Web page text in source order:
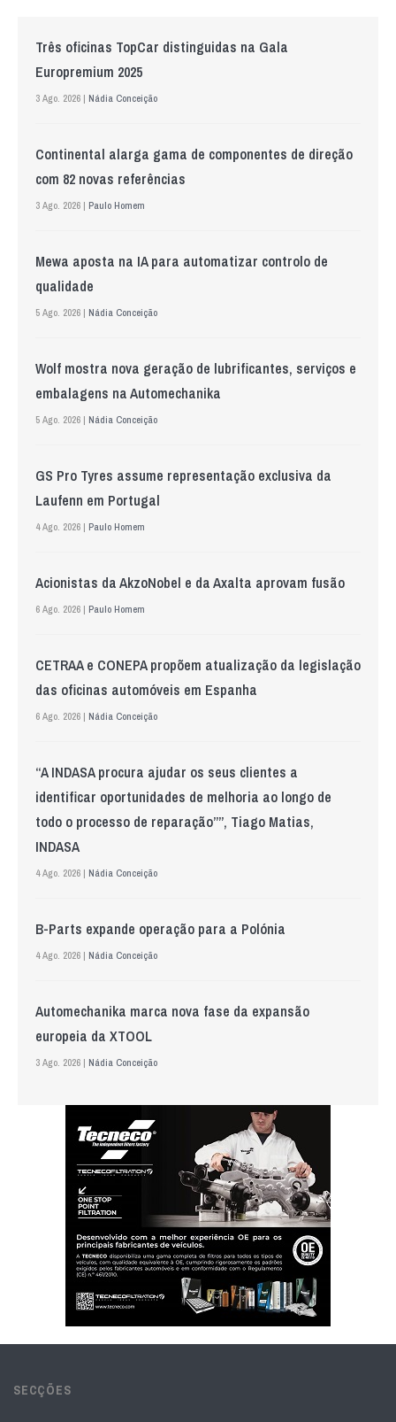
Três oficinas TopCar distinguidas na Gala
Europremium 2025
3 Ago. 2026 | Nádia Conceição
Continental alarga gama de componentes de direção
com 82 novas referências
3 Ago. 2026 | Paulo Homem
Mewa aposta na IA para automatizar controlo de
qualidade
5 Ago. 2026 | Nádia Conceição
Wolf mostra nova geração de lubrificantes, serviços e
embalagens na Automechanika
5 Ago. 2026 | Nádia Conceição
GS Pro Tyres assume representação exclusiva da
Laufenn em Portugal
4 Ago. 2026 | Paulo Homem
Acionistas da AkzoNobel e da Axalta aprovam fusão
6 Ago. 2026 | Paulo Homem
CETRAA e CONEPA propõem atualização da legislação
das oficinas automóveis em Espanha
6 Ago. 2026 | Nádia Conceição
“A INDASA procura ajudar os seus clientes a
identificar oportunidades de melhoria ao longo de
todo o processo de reparação””, Tiago Matias,
INDASA
4 Ago. 2026 | Nádia Conceição
B-Parts expande operação para a Polónia
4 Ago. 2026 | Nádia Conceição
Automechanika marca nova fase da expansão
europeia da XTOOL
3 Ago. 2026 | Nádia Conceição
SECÇÕES